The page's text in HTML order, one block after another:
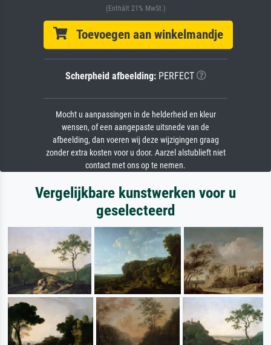
(Enthält 21% MwSt.)
Toevoegen aan winkelmandje
Scherpheid afbeelding:PERFECT
Mocht u aanpassingen in de helderheid en kleur
wensen, of een aangepaste uitsnede van de
afbeelding, dan voeren wij deze wijzigingen graag
zonder extra kosten voor u door. Aarzel alstublieft niet
contact met ons op te nemen.
Vergelijkbare kunstwerken voor u
geselecteerd